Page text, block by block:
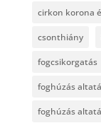
cirkon korona
csonthiány
fogcsikorgatás
foghúzás
foghúzás